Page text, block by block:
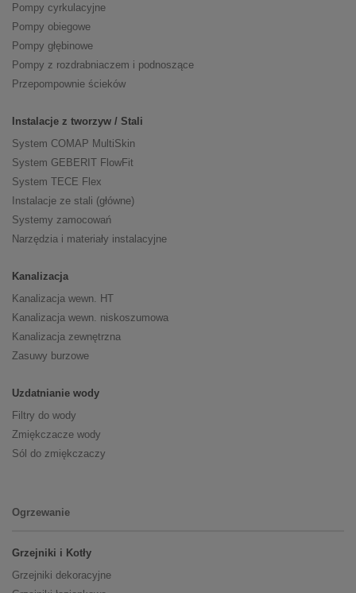
Pompy cyrkulacyjne
Pompy obiegowe
Pompy głębinowe
Pompy z rozdrabniaczem i podnoszące
Przepompownie ścieków
Instalacje z tworzyw / Stali
System COMAP MultiSkin
System GEBERIT FlowFit
System TECE Flex
Instalacje ze stali (główne)
Systemy zamocowań
Narzędzia i materiały instalacyjne
Kanalizacja
Kanalizacja wewn. HT
Kanalizacja wewn. niskoszumowa
Kanalizacja zewnętrzna
Zasuwy burzowe
Uzdatnianie wody
Filtry do wody
Zmiękczacze wody
Sól do zmiękczaczy
Ogrzewanie
Grzejniki i Kotły
Grzejniki dekoracyjne